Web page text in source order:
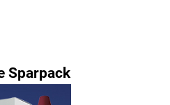
Sparpack